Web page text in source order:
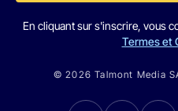
En cliquant sur s'inscrire, vous
Termes et
© 2026 Talmont Media